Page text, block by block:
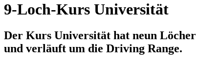
9-Loch-Kurs Universität
Der Kurs Universität hat neun Löcher
und verläuft um die Driving Range.